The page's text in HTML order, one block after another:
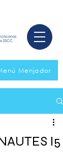
Menjador
I5